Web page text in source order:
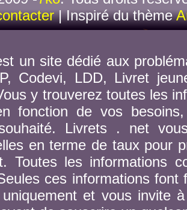
| Inspiré du thème
un site dédié aux
Codevi, LDD, Livret
y trouverez toutes les
fonction de vos
Livrets . net
en terme de taux pour
Toutes les informations
ces informations
et vous invite